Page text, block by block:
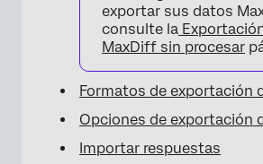
exportar sus datos
consulte la
MaxDiff sin procesar
Formatos de exportación
Opciones de exportación
Importar respuestas